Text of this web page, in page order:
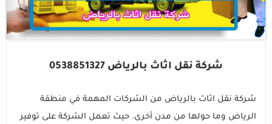
شركة نقل اثاث بالرياض 0538851327
شركة نقل اثاث بالرياض من الشركات المهمة في منطقة
الرياض وما حولها من مدن أخرى. حيث تعمل الشركة على توفير